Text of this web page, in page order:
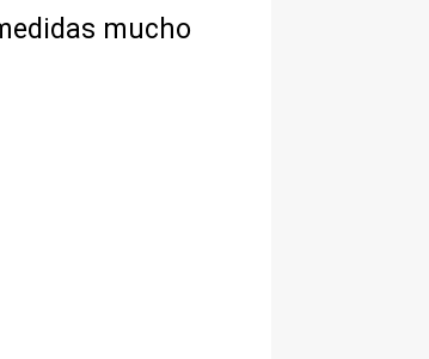
mucho